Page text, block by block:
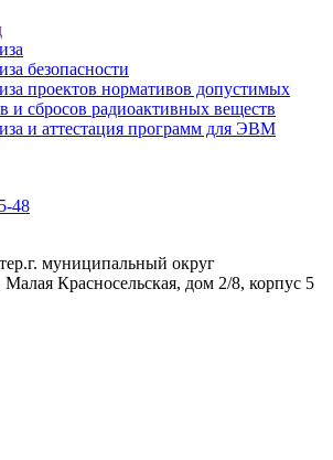
безопасности
проектов нормативов допустимых
и сбросов радиоактивных веществ
и аттестация программ для ЭВМ
48
муниципальный округ
Красносельская, дом 2/8, корпус 5